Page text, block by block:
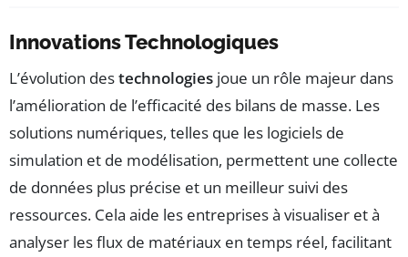
Innovations Technologiques
L’évolution destechnologies joue un rôle majeur dans
l’amélioration de l’efficacité des bilans de masse. Les
solutions numériques, telles que les logiciels de
simulation et de modélisation, permettent une collecte
de données plus précise et un meilleur suivi des
ressources. Cela aide les entreprises à visualiser et à
analyser les flux de matériaux en temps réel, facilitant